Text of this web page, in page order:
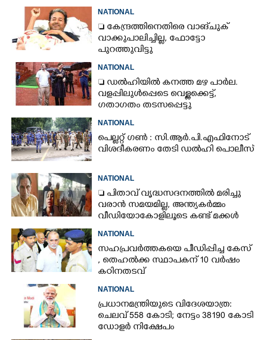
NATIONAL
 കേന്ദ്രത്തിനെതിരെ വാങ്‌ചുക്
വാക്കുപാലിച്ചില്ല, ഫോട്ടോ
പുറത്തുവിട്ടു
NATIONAL
 ഡൽഹിയിൽ കനത്ത മഴ പാർല.
വളപ്പിലുൾപ്പെടെ വെള്ളക്കെട്ട്,
ഗതാഗതം തടസപ്പെട്ടു
NATIONAL
പെല്ലറ്റ് ഗൺ : സി.ആർ.പി.എഫിനോട്
വിശദീകരണം തേടി ഡൽഹി പൊലീസ്
NATIONAL
 പിതാവ് വൃദ്ധസദനത്തിൽ മരിച്ചു
വരാൻ സമയമില്ല,​ അന്ത്യകർമ്മം
വീഡിയോകോളിലൂടെ കണ്ട് മക്കൾ
NATIONAL
സഹപ്രവർത്തകയെ പീഡിപ്പിച്ച കേസ്
, തെഹൽക്ക സ്ഥാപകന് 10 വർഷം
കഠിനതടവ്
NATIONAL
പ്രധാനമന്ത്രിയുടെ വിദേശയാത്ര:
ചെലവ് 558 കോടി; നേട്ടം 38190 കോടി
ഡോളർ നിക്ഷേപം